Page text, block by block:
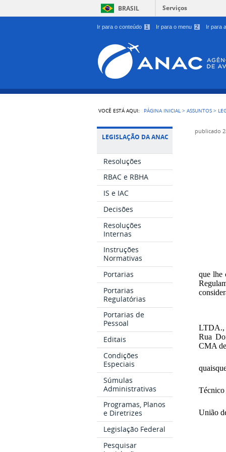
Ir para o conteúdo 1 Ir para o menu 2 Ir para
BRASIL Serviços
VOCÊ ESTÁ AQUI: PÁGINA INICIAL >ASSUNTOS >
LEGISLAÇÃO DA ANAC
Resoluções
RBAC e RBHA
IS e IAC
Decisões
Resoluções
Internas
Instruções
Normativas
Portarias
Portarias
Regulatórias
Portarias de
Pessoal
Editais
Condições
Especiais
Súmulas
Administrativas
Programas, Planos
e Diretrizes
Legislação Federal
Pesquisar
publicado
que lhe
LTDA.,
Rua
CMA
União